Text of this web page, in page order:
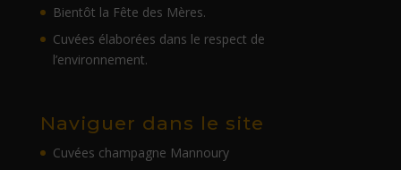
Bientôt la Fête des Mères.
Cuvées élaborées dans le respect de
l’environnement.
Naviguer dans le site
Cuvées champagne Mannoury